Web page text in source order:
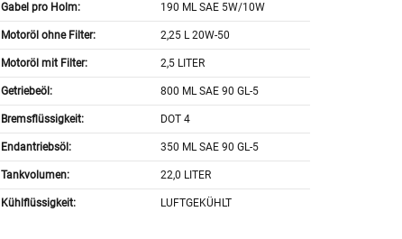
Gabel pro Holm: 190 ML SAE 5W/10W
Motoröl ohne Filter: 2,25 L 20W-50
Motoröl mit Filter: 2,5 LITER
Getriebeöl: 800 ML SAE 90 GL-5
Bremsflüssigkeit: DOT 4
Endantriebsöl: 350 ML SAE 90 GL-5
Tankvolumen: 22,0 LITER
Kühlflüssigkeit: LUFTGEKÜHLT